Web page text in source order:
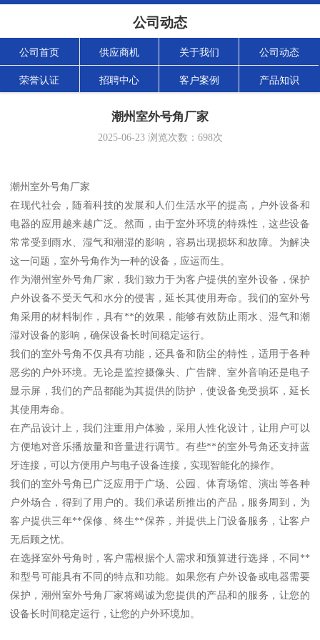
公司动态
公司首页 供应商机 关于我们 公司动态
荣誉认证 招聘中心 客户案例 产品知识
潮州室外号角厂家
2025-06-23浏览次数： 698次
潮州室外号角厂家
在现代社会，随着科技的发展和人们生活水平的提高，户外设备和
电器的应用越来越广泛。然而，由于室外环境的特殊性，这些设备
常常受到雨水、湿气和潮湿的影响，容易出现损坏和故障。为解决
这一问题，室外号角作为一种的设备，应运而生。
作为潮州室外号角厂家，我们致力于为客户提供的室外设备，保护
户外设备不受天气和水分的侵害，延长其使用寿命。我们的室外号
角采用的材料制作，具有**的效果，能够有效防止雨水、湿气和潮
湿对设备的影响，确保设备长时间稳定运行。
我们的室外号角不仅具有功能，还具备和防尘的特性，适用于各种
恶劣的户外环境。无论是监控摄像头、广告牌、室外音响还是电子
显示屏，我们的产品都能为其提供的防护，使设备免受损坏，延长
其使用寿命。
在产品设计上，我们注重用户体验，采用人性化设计，让用户可以
方便地对音乐播放量和音量进行调节。有些**的室外号角还支持蓝
牙连接，可以方便用户与电子设备连接，实现智能化的操作。
我们的室外号角已广泛应用于广场、公园、体育场馆、演出等各种
户外场合，得到了用户的。我们承诺所推出的产品，服务周到，为
客户提供三年**保修、终生**保养，并提供上门设备服务，让客户
无后顾之忧。
在选择室外号角时，客户需根据个人需求和预算进行选择，不同**
和型号可能具有不同的特点和功能。如果您有户外设备或电器需要
保护，潮州室外号角厂家将竭诚为您提供的产品和的服务，让您的
设备长时间稳定运行，让您的户外环境加。